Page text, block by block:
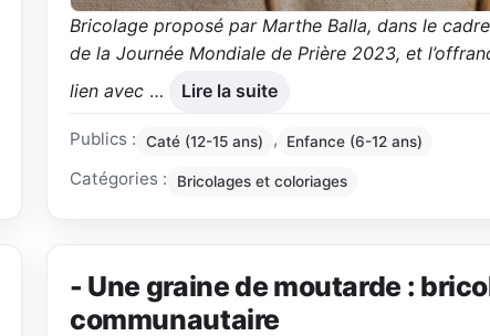
Bricolage proposé par Marthe Balla, dans le
de la Journée Mondiale de Prière 2023, et
lien avec … Lire la suite
Publics : Caté (12-15 ans) , Enfance (6-12 ans)
Catégories : Bricolages et coloriages
- Une graine de moutarde :
communautaire